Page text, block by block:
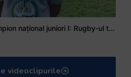
Mohamed Salhi, vicecampion național juniori I: Rugby-ul te învață să accepți și înfrângerile
videoclipurile